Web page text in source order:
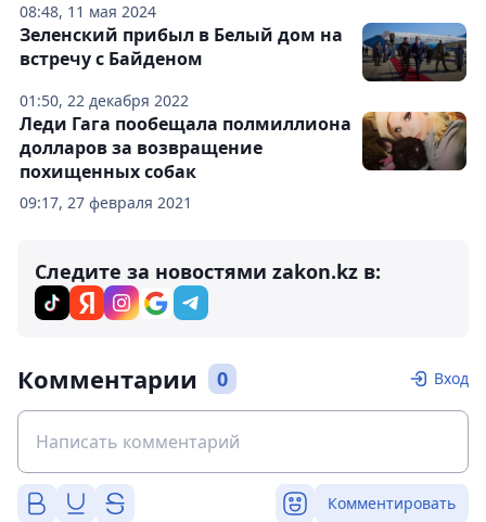
08:48, 11 мая 2024
01:50, 22 декабря 2022
Зеленский прибыл в Белый дом на
встречу с Байденом
09:17, 27 февраля 2021
Леди Гага пообещала полмиллиона
долларов за возвращение
похищенных собак
Следите за новостями zakon.kz в:
Комментарии 0 Вход
Комментировать